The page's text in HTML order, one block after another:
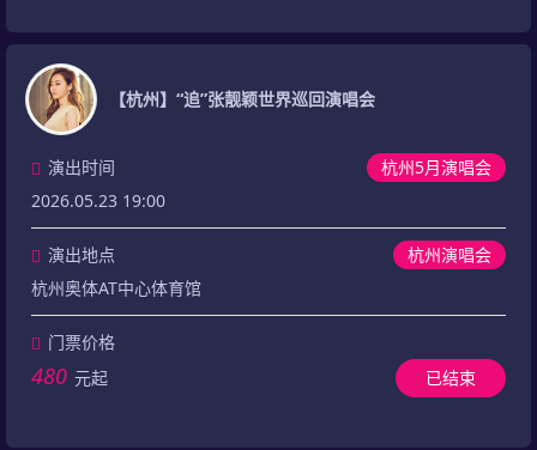
【杭州】“追”张靓颖世界巡回演唱会
杭州5月演唱会
演出时间
2026.05.23 19:00
演出地点
杭州演唱会
杭州奥体AT中心体育馆
门票价格
480 元起 已结束